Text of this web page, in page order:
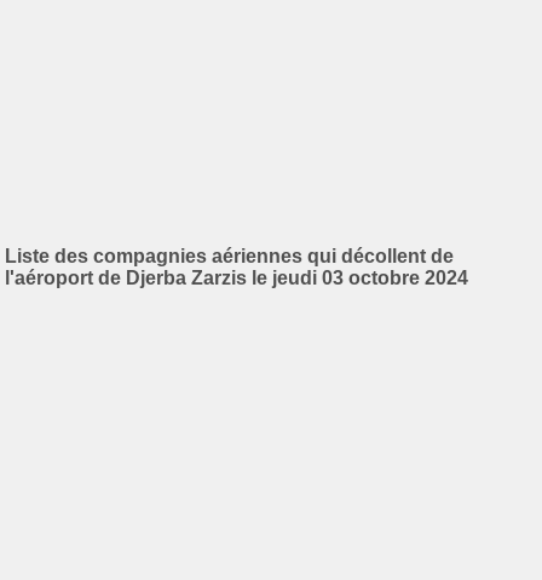
Liste des compagnies aériennes qui décollent de
l'aéroport de Djerba Zarzis le jeudi 03 octobre 2024